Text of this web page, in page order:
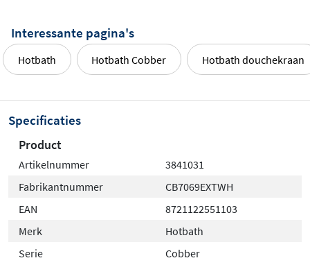
verzekerd bent van een duurzame en stijlvolle oplossing
voor je badkamer. Hotbath staat bekend om het
combineren van functionaliteit met elegant Italiaans
stopkraan en geniet van maximale flexibiliteit en
hoogwaardige kwaliteit in jouw douche-opstelling.
Interessante pagina's
Hotbath Hotbath Cobber Hotbath douchekraan
Specificaties
Product
Artikelnummer
3841031
Fabrikantnummer
CB7069EXTWH
EAN
8721122551103
Merk
Hotbath
Serie
Cobber